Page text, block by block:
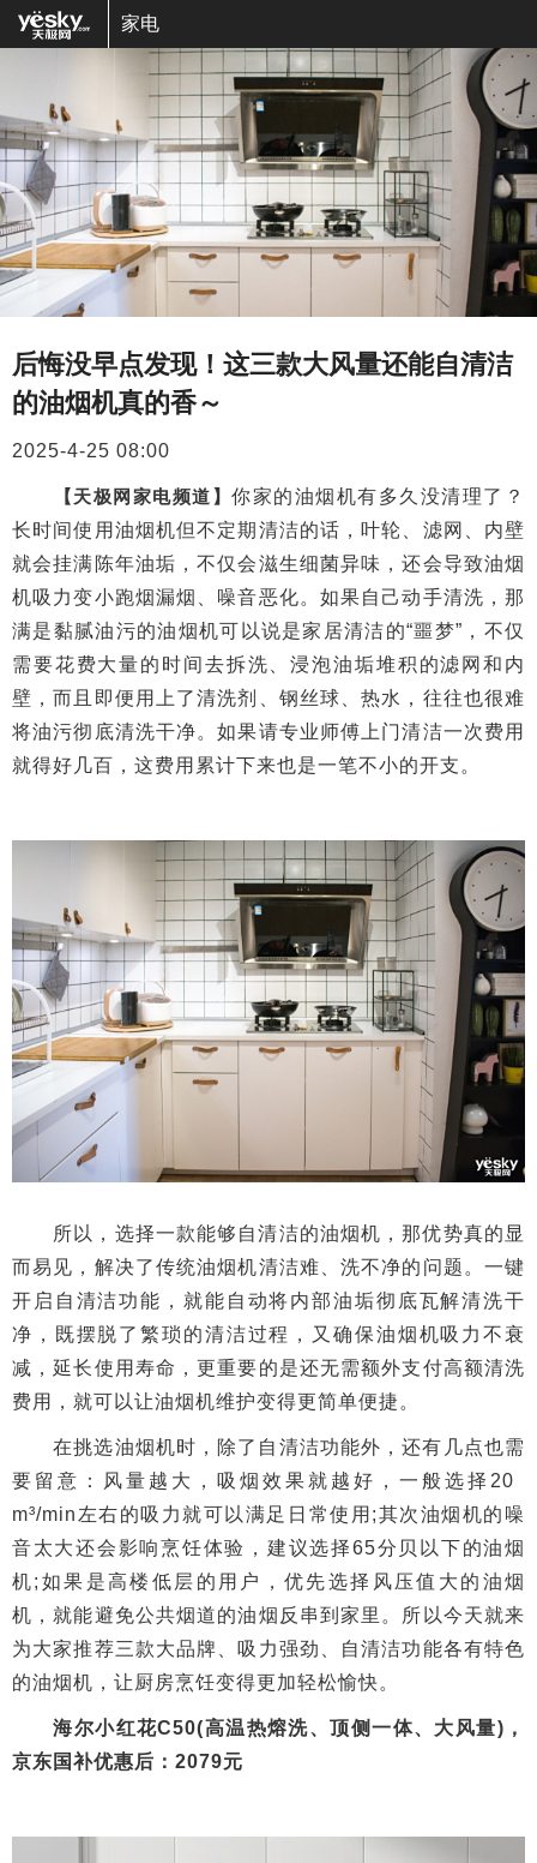
家电
后悔没早点发现！这三款大风量还能自清洁
的油烟机真的香～
2025-4-25 08:00
【天极网家电频道】你家的油烟机有多久没清理了？
长时间使用油烟机但不定期清洁的话，叶轮、滤网、内壁
就会挂满陈年油垢，不仅会滋生细菌异味，还会导致油烟
机吸力变小跑烟漏烟、噪音恶化。如果自己动手清洗，那
满是黏腻油污的油烟机可以说是家居清洁的“噩梦”，不仅
需要花费大量的时间去拆洗、浸泡油垢堆积的滤网和内
壁，而且即便用上了清洗剂、钢丝球、热水，往往也很难
将油污彻底清洗干净。如果请专业师傅上门清洁一次费用
就得好几百，这费用累计下来也是一笔不小的开支。
所以，选择一款能够自清洁的油烟机，那优势真的显
而易见，解决了传统油烟机清洁难、洗不净的问题。一键
开启自清洁功能，就能自动将内部油垢彻底瓦解清洗干
净，既摆脱了繁琐的清洁过程，又确保油烟机吸力不衰
减，延长使用寿命，更重要的是还无需额外支付高额清洗
费用，就可以让油烟机维护变得更简单便捷。
在挑选油烟机时，除了自清洁功能外，还有几点也需
要留意：风量越大，吸烟效果就越好，一般选择20
m³/min左右的吸力就可以满足日常使用;其次油烟机的噪
音太大还会影响烹饪体验，建议选择65分贝以下的油烟
机;如果是高楼低层的用户，优先选择风压值大的油烟
机，就能避免公共烟道的油烟反串到家里。所以今天就来
为大家推荐三款大品牌、吸力强劲、自清洁功能各有特色
的油烟机，让厨房烹饪变得更加轻松愉快。
海尔小红花C50(高温热熔洗、顶侧一体、大风量)，
京东国补优惠后：2079元